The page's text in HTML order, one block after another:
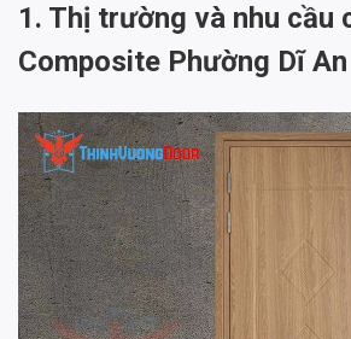
1. Thị trường và nhu cầu
Composite Phường Dĩ An